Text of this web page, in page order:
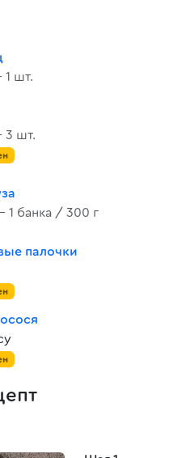
шт.
шт.
1 банка / 300 г
палочки